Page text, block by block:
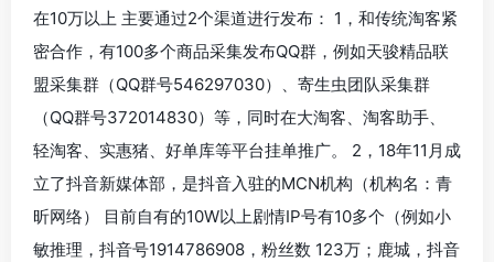
在10万以上 主要通过2个渠道进行发布： 1，和传统淘客紧
密合作，有100多个商品采集发布QQ群，例如天骏精品联
盟采集群（QQ群号546297030）、寄生虫团队采集群
（QQ群号372014830）等，同时在大淘客、淘客助手、
轻淘客、实惠猪、好单库等平台挂单推广。 2，18年11月成
立了抖音新媒体部，是抖音入驻的MCN机构（机构名：青
昕网络） 目前自有的10W以上剧情IP号有10多个（例如小
敏推理，抖音号1914786908，粉丝数 123万；鹿城，抖音